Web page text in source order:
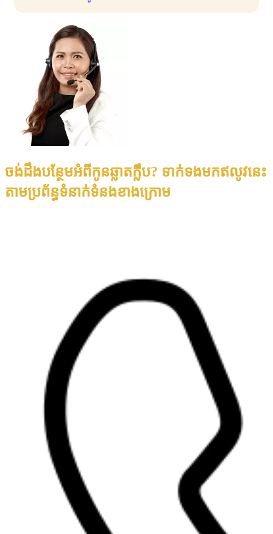
ចង់ដឹងបន្ថែមអំពីកូនឆ្លាតក្លឹប? ទាក់ទងមកឥលូវនេះ
តាមប្រព័ន្ធទំនាក់ទំនងខាងក្រោម